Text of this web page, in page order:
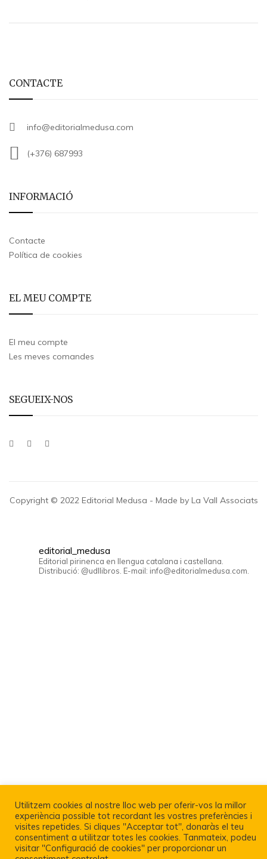
CONTACTE
info@editorialmedusa.com
(+376) 687993
INFORMACIÓ
Contacte
Política de cookies
EL MEU COMPTE
El meu compte
Les meves comandes
SEGUEIX-NOS
Copyright © 2022 Editorial Medusa - Made by La Vall Associats
editorial_medusa
Editorial pirinenca en llengua catalana i castellana.
Distribució: @udllibros. E-mail: info@editorialmedusa.com.
Política De Privacitat I Avís Legal
Utilitzem cookies al nostre lloc web per oferir-vos la millor
experiència possible tot recordant les vostres preferències i
visites repetides. Si cliques "Acceptar tot", donaràs el teu
consentiment a utilitzar totes les cookies. Tanmateix, podeu
visitar "Configuració de cookies" per proporcionar un